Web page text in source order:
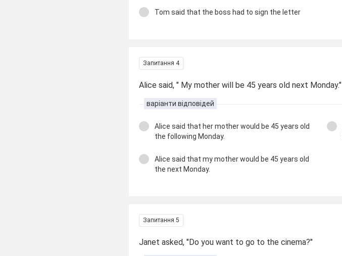
Tom said that the boss had to sign the letter
Запитання 4
Alice said, " My mother will be 45 years old next Monday."
варіанти відповідей
Alice said that her mother would be 45 years old
the following Monday.
Alice said that my mother would be 45 years old
the next Monday.
Запитання 5
Janet asked, "Do you want to go to the cinema?"